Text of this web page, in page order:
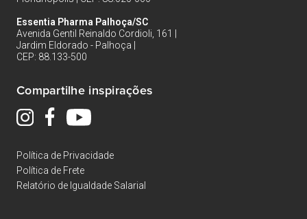
Essentia Pharma Palhoça/SC
Avenida Gentil Reinaldo Cordioli, 161 |
Jardim Eldorado - Palhoça |
CEP: 88.133-500
Compartilhe inspirações
Política de Privacidade
Política de Frete
Relatório de Igualdade Salarial